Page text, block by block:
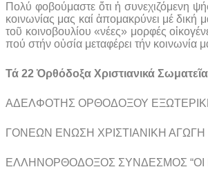
Πολύ φοβούμαστε ὅτι ἡ συνεχιζόμενη
κοινωνίας μας καί ἀπομακρύνει μέ δική
τοῦ κοινοβουλίου «νέες» μορφές
πού στήν οὐσία μεταφέρει τήν κοινωνία
Τά 22 Ὀρθόδοξα Χριστιανικά
ΑΔΕΛΦΟΤΗΣ ΟΡΘΟΔΟΞΟΥ
ΓΟΝΕΩΝ ΕΝΩΣΗ ΧΡΙΣΤΙΑΝΙΚΗ ΑΓΩΓΗ
ΕΛΛΗΝΟΡΘΟΔΟΞΟΣ ΣΥΝΔΕΣΜΟΣ “ΟΙ